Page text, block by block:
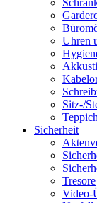
Uhren
Sitz-/
Sicherheit
Tresore
Video-